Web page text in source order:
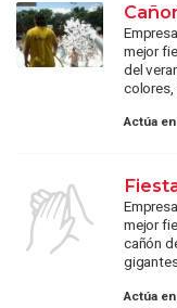
mejor
del
colores,
Actúa
mejor
cañón
Actúa